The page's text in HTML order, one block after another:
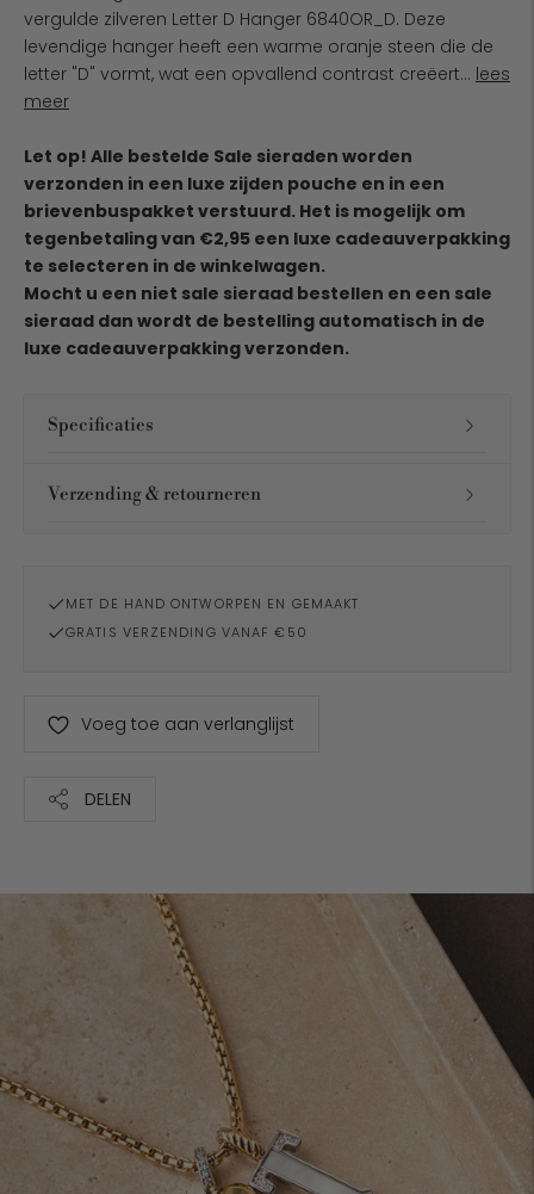
vergulde zilveren Letter D Hanger 6840OR_D. Deze
levendige hanger heeft een warme oranje steen die de
letter "D" vormt, wat een opvallend contrast creëert... lees
meer
Let op! Alle bestelde Sale sieraden worden
verzonden in een luxe zijden pouche en in een
brievenbuspakket verstuurd. Het is mogelijk om
tegenbetaling van €2,95 een luxe cadeauverpakking
te selecteren in de winkelwagen.
Mocht u een niet sale sieraad bestellen en een sale
sieraad dan wordt de bestelling automatisch in de
luxe cadeauverpakking verzonden.
Specificaties
Verzending & retourneren
MET DE HAND ONTWORPEN EN GEMAAKT
GRATIS VERZENDING VANAF €50
Voeg toe aan verlanglijst
DELEN